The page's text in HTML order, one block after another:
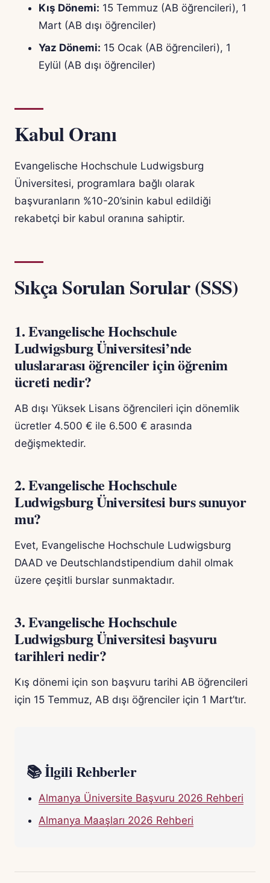
Kış Dönemi: 15 Temmuz (AB öğrencileri), 1
Mart (AB dışı öğrenciler)
Yaz Dönemi: 15 Ocak (AB öğrencileri), 1
Eylül (AB dışı öğrenciler)
Kabul Oranı
Evangelische Hochschule Ludwigsburg
Üniversitesi, programlara bağlı olarak
başvuranların %10-20’sinin kabul edildiği
rekabetçi bir kabul oranına sahiptir.
Sıkça Sorulan Sorular (SSS)
1. Evangelische Hochschule
Ludwigsburg Üniversitesi’nde
uluslararası öğrenciler için öğrenim
ücreti nedir?
AB dışı Yüksek Lisans öğrencileri için dönemlik
ücretler 4.500 € ile 6.500 € arasında
değişmektedir.
2. Evangelische Hochschule
Ludwigsburg Üniversitesi burs sunuyor
mu?
Evet, Evangelische Hochschule Ludwigsburg
DAAD ve Deutschlandstipendium dahil olmak
üzere çeşitli burslar sunmaktadır.
3. Evangelische Hochschule
Ludwigsburg Üniversitesi başvuru
tarihleri nedir?
Kış dönemi için son başvuru tarihi AB öğrencileri
için 15 Temmuz, AB dışı öğrenciler için 1 Mart’tır.
📚 İlgili Rehberler
Almanya Üniversite Başvuru 2026 Rehberi
Almanya Maaşları 2026 Rehberi